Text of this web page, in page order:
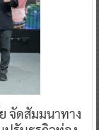
จัดสัมมนาทาง